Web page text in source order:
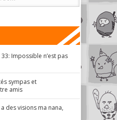
Impossible n’est pas
sympas et
amis
des visions ma nana,